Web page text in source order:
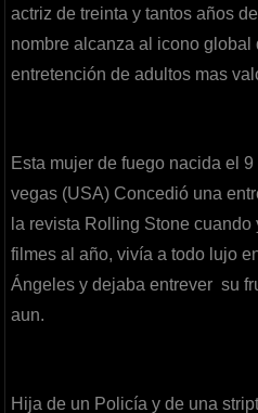
actriz de treinta y tantos años
nombre alcanza al icono global
entretención de adultos mas
Esta mujer de fuego nacida el
vegas (USA) Concedió una
la revista Rolling Stone
filmes al año, vivía a todo lujo
Ángeles y dejaba entrever su
aun.
Hija de un Policía y de una